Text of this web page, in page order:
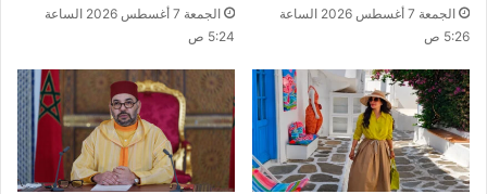
الجمعة 7 أغسطس 2026 الساعة
5:26 ص
الجمعة 7 أغسطس 2026 الساعة
5:24 ص